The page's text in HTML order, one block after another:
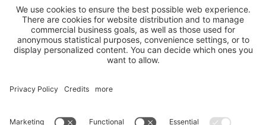
WHATSAPP
+39 376 2951129
HAI LA PARTITA
IVA?
Per ordini, offerte,
prezzi speciali e
ulteriori articoli